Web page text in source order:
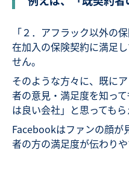
「２．アフラック以外の
在加入の保険契約に満足
せん。
そのような方々に、既に
者の意見・満足度を知っ
は良い会社」と思ってもら
Facebookはファンの顔が
者の方の満足度が伝わり